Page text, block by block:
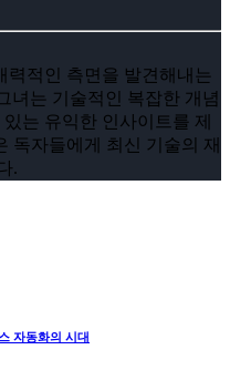
력적인 측면을 발견해내는
녀는 기술적인 복잡한 개념
는 유익한 인사이트를 제
독자들에게 최신 기술의 재
.
자동화의 시대